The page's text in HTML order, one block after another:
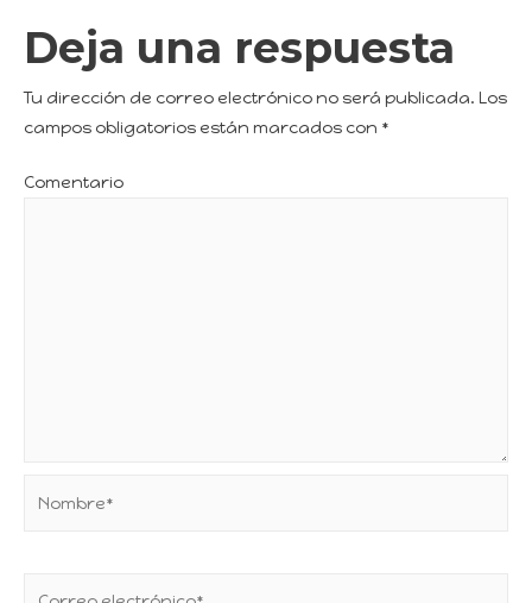
Deja una respuesta
Tu dirección de correo electrónico no será publicada. Los
campos obligatorios están marcados con *
Comentario